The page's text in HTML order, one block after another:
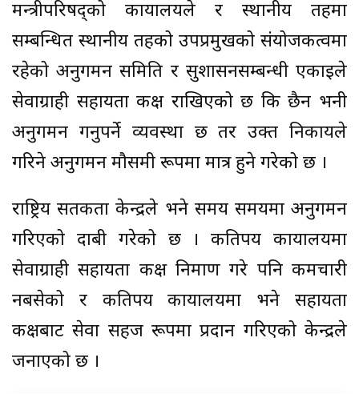
मन्त्रीपरिषद्को कार्यालयले र स्थानीय तहमा
सम्बन्धित स्थानीय तहको उपप्रमुखको संयोजकत्वमा
रहेको अनुगमन समिति र सुशासनसम्बन्धी एकाइले
सेवाग्राही सहायता कक्ष राखिएको छ कि छैन भनी
अनुगमन गर्नुपर्ने व्यवस्था छ तर उक्त निकायले
गरिने अनुगमन मौसमी रूपमा मात्र हुने गरेको छ ।
राष्ट्रिय सतर्कता केन्द्रले भने समय समयमा अनुगमन
गरिएको दाबी गरेको छ । कतिपय कार्यालयमा
सेवाग्राही सहायता कक्ष निर्माण गरे पनि कर्मचारी
नबसेको र कतिपय कार्यालयमा भने सहायता
कक्षबाट सेवा सहज रूपमा प्रदान गरिएको केन्द्रले
जनाएको छ ।